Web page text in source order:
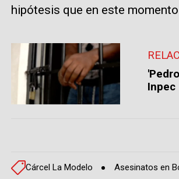
hipótesis que en este
Inpec
Cárcel La Modelo Asesinatos en